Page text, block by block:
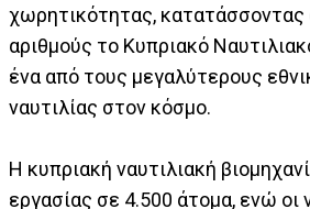
χωρητικότητας,
αριθμούς το Κυπριακό
ένα από τους μεγαλύτερους
ναυτιλίας στον κόσμο.
Η κυπριακή ναυτιλιακή
εργασίας σε 4.500 άτομα, ενώ οι